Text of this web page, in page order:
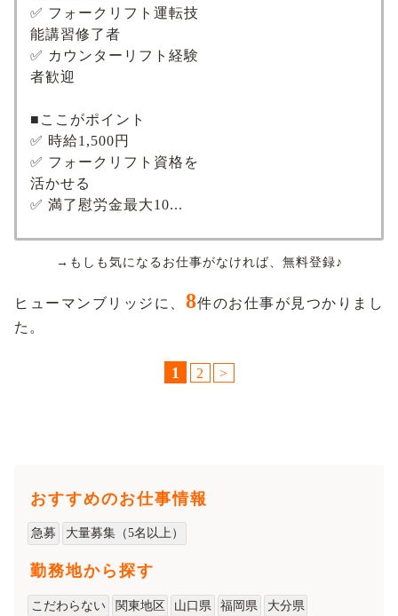
✅ フォークリフト運転技
能講習修了者
✅ カウンターリフト経験
者歓迎
■ここがポイント
✅ 時給1,500円
✅ フォークリフト資格を
活かせる
✅ 満了慰労金最大10...
→もしも気になるお仕事がなければ、無料登録♪
ヒューマンブリッジに、 8件のお仕事が見つかりまし
た。
1 2 >
おすすめのお仕事情報
急募 大量募集（5名以上）
勤務地から探す
こだわらない 関東地区 山口県 福岡県
大分県